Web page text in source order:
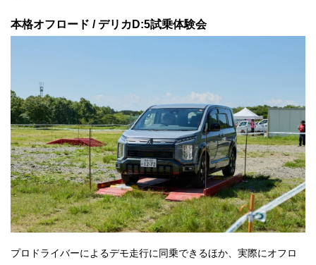
本格オフロード / デリカD:5試乗体験会
プロドライバーによるデモ走行に同乗できるほか、実際にオフロ